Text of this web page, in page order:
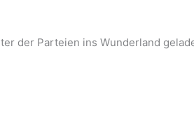
der Parteien ins Wunderland